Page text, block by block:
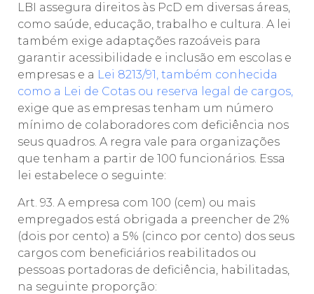
LBI assegura direitos às PcD em diversas áreas,
como saúde, educação, trabalho e cultura. A lei
também exige adaptações razoáveis para
garantir acessibilidade e inclusão em escolas e
empresas e a Lei 8213/91, também conhecida
como a Lei de Cotas ou reserva legal de cargos,
exige que as empresas tenham um número
mínimo de colaboradores com deficiência nos
seus quadros. A regra vale para organizações
que tenham a partir de 100 funcionários. Essa
lei estabelece o seguinte:
Art. 93. A empresa com 100 (cem) ou mais
empregados está obrigada a preencher de 2%
(dois por cento) a 5% (cinco por cento) dos seus
cargos com beneficiários reabilitados ou
pessoas portadoras de deficiência, habilitadas,
na seguinte proporção: